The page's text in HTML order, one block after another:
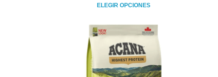
23,90 €
hasta
64,90 €
ELEGIR OPCIONES
producto
tiene
múltiples
variantes.
Las